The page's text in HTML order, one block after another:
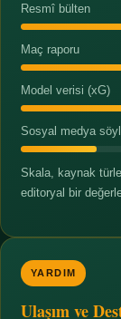
Resmî bülten
Maç raporu
Model verisi (xG)
Sosyal medya
Skala, kaynak
editoryal bir
YARDIM
Ulaşım ve